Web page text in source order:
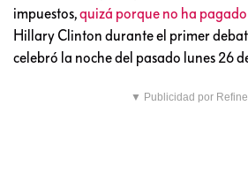
impuestos,quizá porque no ha
Hillary Clinton durante el primer
celebró la noche del pasado lunes 26
▼ Publicidad por